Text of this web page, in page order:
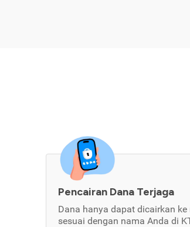
Pencairan Dana Terjaga
Dana hanya dapat dicairkan ke
sesuai dengan nama Anda di